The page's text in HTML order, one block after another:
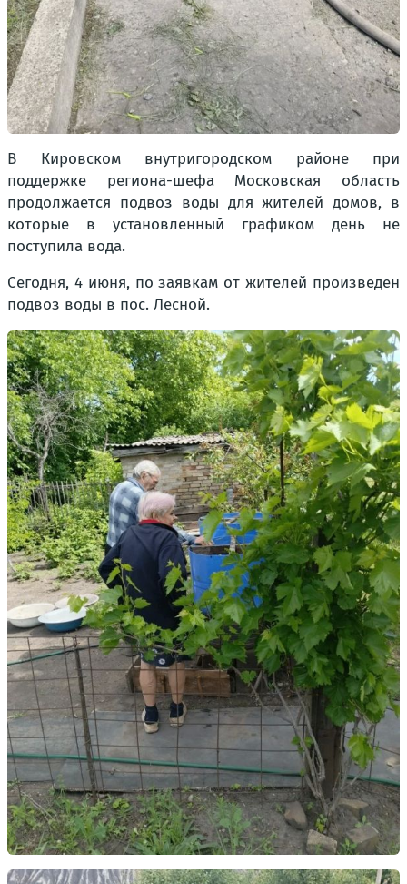
В Кировском внутригородском районе при
поддержке региона-шефа Московская область
продолжается подвоз воды для жителей домов, в
которые в установленный графиком день не
поступила вода.
Сегодня, 4 июня, по заявкам от жителей произведен
подвоз воды в пос. Лесной.